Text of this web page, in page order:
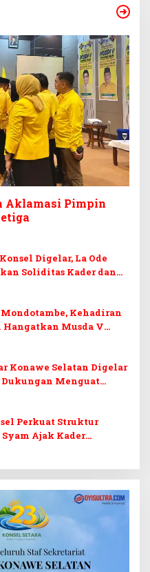
Aklamasi Pimpin
Digelar, La Ode
Soliditas Kader dan
Konawe Selatan
Kehadiran
Hangatkan Musda V
Konawe Selatan Digelar
Dukungan Menguat
Perkuat Struktur
Ajak Kader